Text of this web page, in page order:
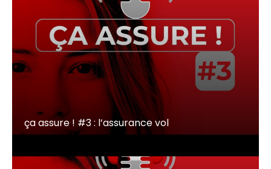
ça assure ! #3 : l’assurance vol